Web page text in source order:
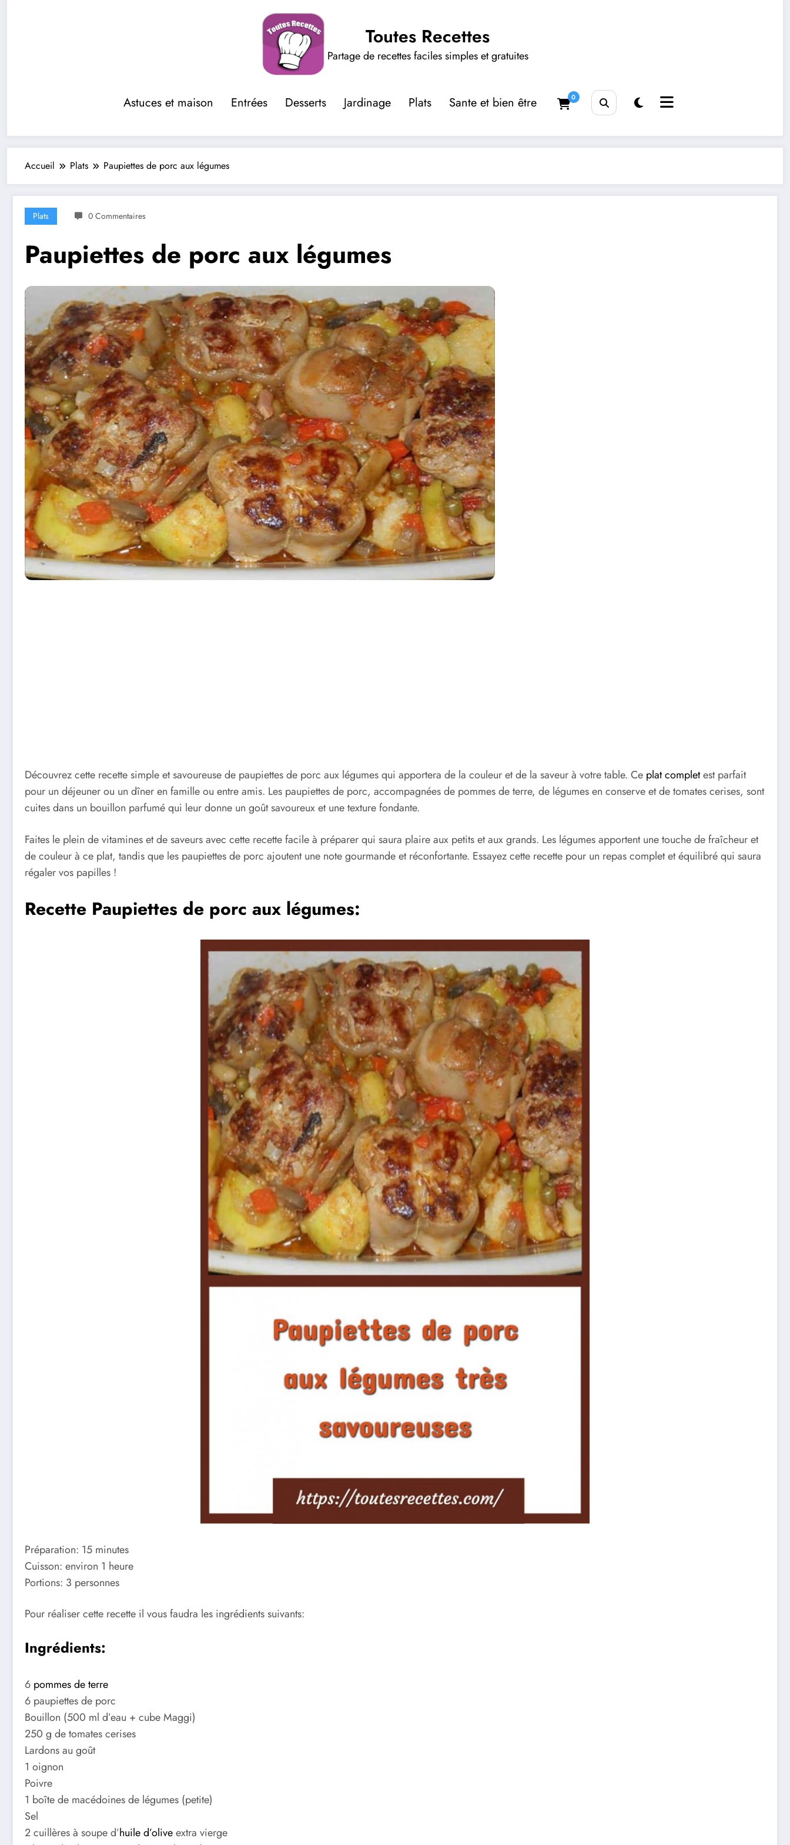
Toutes Recettes
Partage de recettes faciles simples et gratuites
Astuces et maison Entrées Desserts Jardinage Plats Sante et bien être 0
Accueil Plats Paupiettes de porc aux légumes
Plats 0 Commentaires
Paupiettes de porc aux légumes
Découvrez cette recette simple et savoureuse de paupiettes de porc aux légumes qui apportera de la couleur et de la saveur à votre table. Ce plat completest parfait
pour un déjeuner ou un dîner en famille ou entre amis. Les paupiettes de porc, accompagnées de pommes de terre, de légumes en conserve et de tomates cerises, sont
cuites dans un bouillon parfumé qui leur donne un goût savoureux et une texture fondante.
Faites le plein de vitamines et de saveurs avec cette recette facile à préparer qui saura plaire aux petits et aux grands. Les légumes apportent une touche de fraîcheur et
de couleur à ce plat, tandis que les paupiettes de porc ajoutent une note gourmande et réconfortante. Essayez cette recette pour un repas complet et équilibré qui saura
régaler vos papilles !
Recette Paupiettes de porc aux légumes:
Préparation: 15 minutes
Cuisson: environ 1 heure
Portions: 3 personnes
Pour réaliser cette recette il vous faudra les ingrédients suivants:
Ingrédients:
6 pommes de terre
6 paupiettes de porc
Bouillon (500 ml d’eau + cube Maggi)
250 g de tomates cerises
Lardons au goût
1 oignon
Poivre
1 boîte de macédoines de légumes (petite)
Sel
2 cuillères à soupe d’huile d’oliveextra vierge